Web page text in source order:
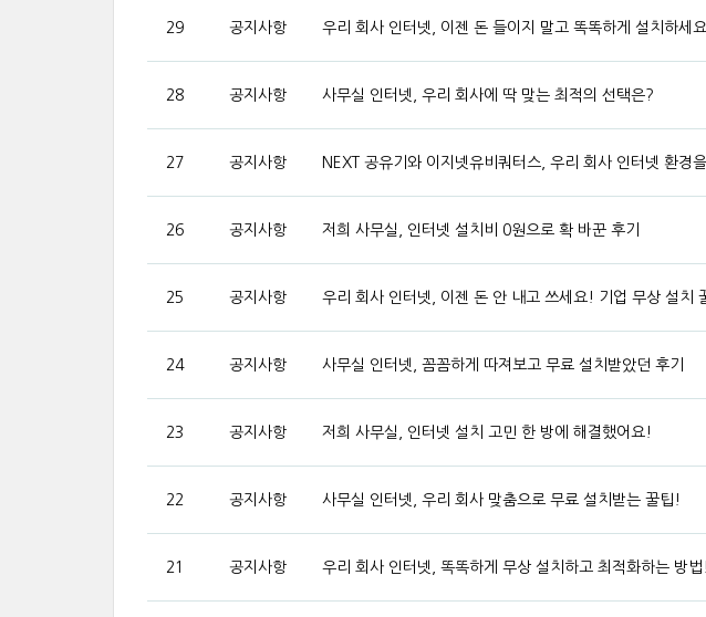
29 공지사항 우리 회사 인터넷, 이젠 돈 들이지 말고 똑똑하게 설치하세
28 공지사항 사무실 인터넷, 우리 회사에 딱 맞는 최적의 선택은?
27 공지사항 NEXT 공유기와 이지넷유비쿼터스, 우리 회사 인터넷 환경
26 공지사항 저희 사무실, 인터넷 설치비 0원으로 확 바꾼 후기
25 공지사항 우리 회사 인터넷, 이젠 돈 안 내고 쓰세요! 기업 무상 설치
24 공지사항 사무실 인터넷, 꼼꼼하게 따져보고 무료 설치받았던 후기
23 공지사항 저희 사무실, 인터넷 설치 고민 한 방에 해결했어요!
22 공지사항 사무실 인터넷, 우리 회사 맞춤으로 무료 설치받는 꿀팁!
21 공지사항 우리 회사 인터넷, 똑똑하게 무상 설치하고 최적화하는 방법!